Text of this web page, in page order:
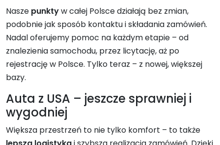
Nasze punktyw całej Polsce działają bez zmian,
podobnie jak sposób kontaktu i składania zamówień.
Nadal oferujemy pomoc na każdym etapie – od
znalezienia samochodu, przez licytację, aż po
rejestrację w Polsce. Tylko teraz – z nowej, większej
bazy.
Auta z USA – jeszcze sprawniej i
wygodniej
Większa przestrzeń to nie tylko komfort – to także